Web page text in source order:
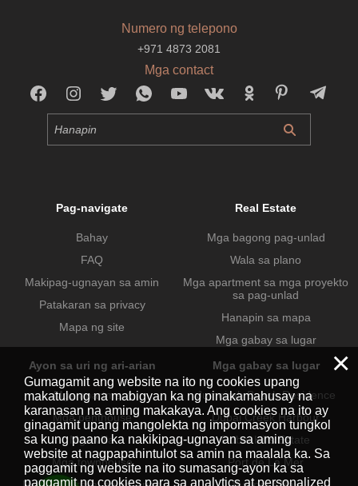
Numero ng telepono
+971 4873 2081
Mga contact
Pag-navigate
Bahay
FAQ
Makipag-ugnayan sa amin
Patakaran sa privacy
Mapa ng site
Real Estate
Mga bagong pag-unlad
Wala sa plano
Mga apartment sa mga proyekto
sa pag-unlad
Hanapin sa mapa
Mga gabay sa lugar
Ayon sa uri ng ari-arian
Mga apartment
Mga penthouse
Mga villa
Mga townhouse
Mga gabay sa lugar
Jumeirah Beach Residence
Dubai Creek Harbour
Dubai Hills Estate
Port de La Mer
×
Gumagamit ang website na ito ng cookies upang
makatulong na mabigyan ka ng pinakamahusay na
karanasan na aming makakaya. Ang cookies na ito ay
ginagamit upang mangolekta ng impormasyon tungkol
sa kung paano ka nakikipag-ugnayan sa aming
website at nagpapahintulot sa amin na maalala ka. Sa
paggamit ng website na ito sumasang-ayon ka sa
paggamit ng cookies para sa analytics at personalized